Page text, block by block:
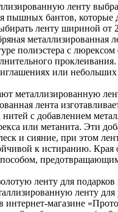
ленту
пышных бантов, которые
ленту шириной от
металлизированная
полиэстера с люрексом
или
металлизированную
лента
нитей с добавлением
или метанита. Эти
и сияние, при этом
к истиранию. Края
ленту для
ленту для
интернет-магазине